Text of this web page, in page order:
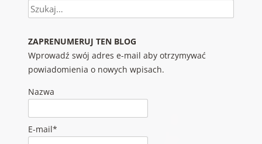
Szukaj
ZAPRENUMERUJ TEN BLOG
Wprowadź swój adres e-mail aby otrzymywać
powiadomienia o nowych wpisach.
Nazwa
E-mail*